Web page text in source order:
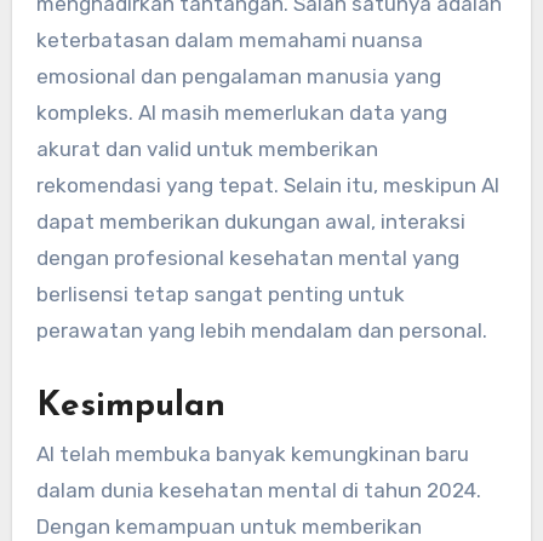
keterbatasan dalam memahami nuansa
emosional dan pengalaman manusia yang
kompleks. AI masih memerlukan data yang
akurat dan valid untuk memberikan
rekomendasi yang tepat. Selain itu, meskipun AI
dapat memberikan dukungan awal, interaksi
dengan profesional kesehatan mental yang
berlisensi tetap sangat penting untuk
perawatan yang lebih mendalam dan personal.
Kesimpulan
AI telah membuka banyak kemungkinan baru
dalam dunia kesehatan mental di tahun 2024.
Dengan kemampuan untuk memberikan